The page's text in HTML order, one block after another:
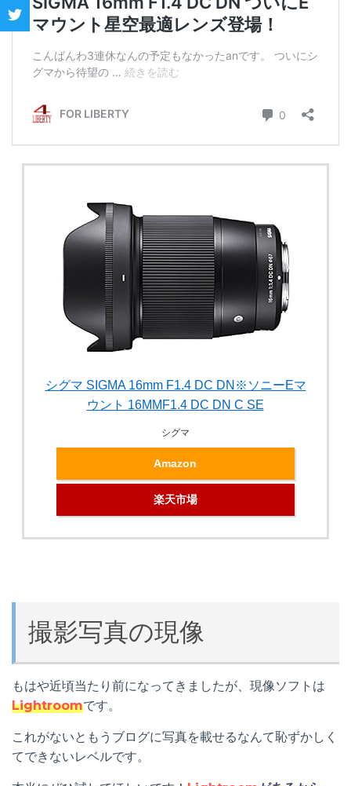
シグマ SIGMA 16mm F1.4 DC DN※ソニーEマ
ウント 16MMF1.4 DC DN C SE
シグマ
Amazon
楽天市場
撮影写真の現像
もはや近頃当たり前になってきましたが、現像ソフトは
Lightroomです。
これがないともうブログに写真を載せるなんて恥ずかしく
てできないレベルです。